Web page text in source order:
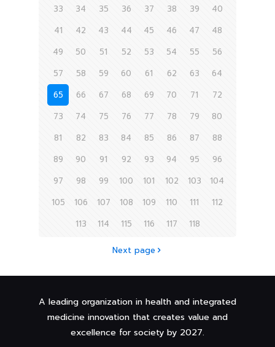
33
34 35 36 37 38 39
40
41
42 43 44 45 46 47
48
49
50 51 52 53 54 55
56
57
58 59 60 61 62 63
64
65
66 67 68 69 70 71
72
73
74 75 76 77 78 79
80
81
82 83 84 85 86 87
88
89
90 91 92 93 94 95
96
97
98 99 100 101 102 103
104
105
106 107 108 109 110 111
112
113
114 115 116 117 118
Next page
A leading organization in health and integrated
medicine innovation that creates value and
excellence for society by 2027.